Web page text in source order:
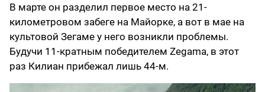
В марте он разделил первое место на 21-
километровом забеге на Майорке, а вот в мае на
культовой Зегаме у него возникли проблемы.
Будучи 11-кратным победителем Zegama, в этот
раз Килиан прибежал лишь 44-м.